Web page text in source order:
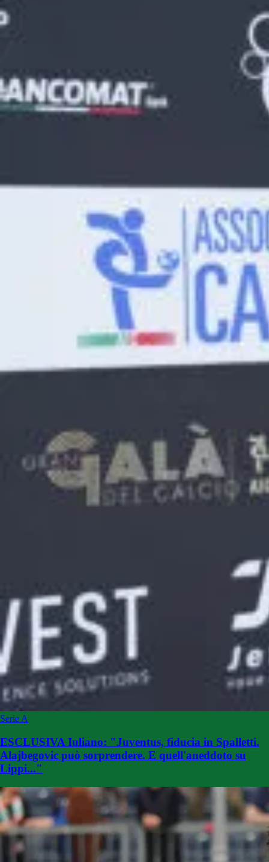
Serie A
ESCLUSIVA Iuliano: "Juventus, fiducia in Spalletti.
Alajbegovic può sorprendere. E quell'aneddoto su
Lippi..."